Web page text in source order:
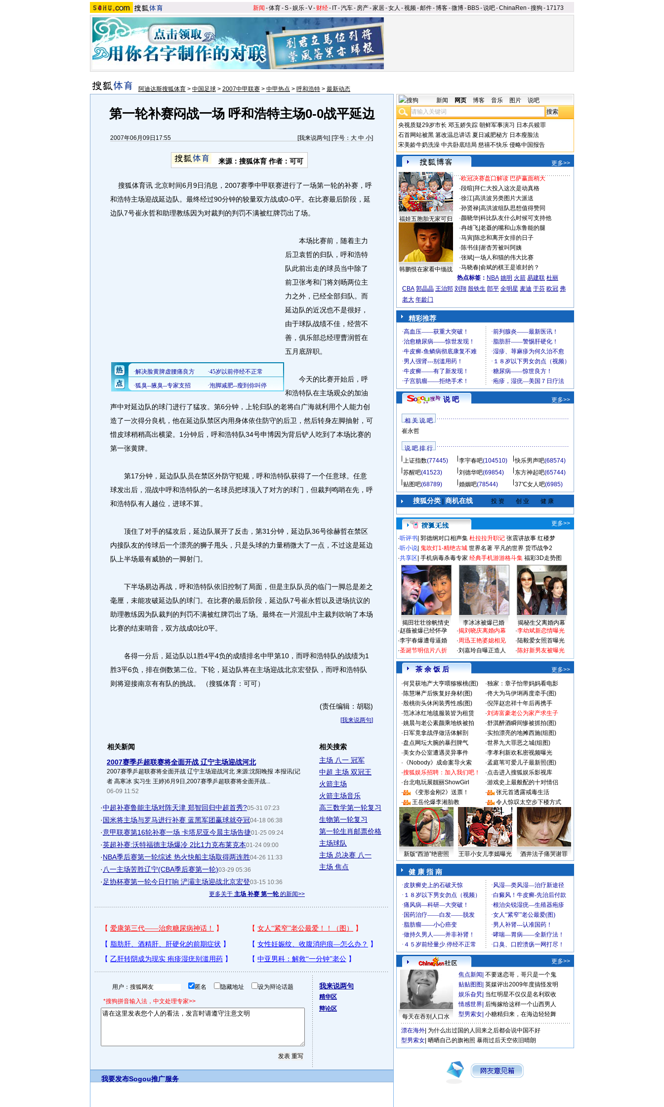
新闻 -体育-S-娱乐-V- 财经- IT-汽车- 房产-家居-女人 -视频-邮件-博客-微博- BBS-说吧-ChinaRen -搜狗 - 17173
阿迪达斯搜狐体育 > 中国足球 > 2007中甲联赛 > 中甲热点 > 呼和浩特 > 最新动态
第一轮补赛闷战一场 呼和浩特主场0-0战平延边
2007年06月09日17:55 [我来说两句] [字号： 大 中 小]
来源：搜狐体育 作者：可可
搜狐体育讯 北京时间6月9日消息，2007赛季中甲联赛进行了一场第一轮的补赛，呼
和浩特主场迎战延边队。最终经过90分钟的较量双方战成0-0平。在比赛最后阶段，延
边队7号崔永哲和助理教练因为对裁判的判罚不满被红牌罚出了场。
本场比赛前，随着主力
后卫袁哲的归队，呼和浩特
队此前出走的球员当中除了
前卫张考和门将刘旸两位主
力之外，已经全部归队。而
延边队的近况也不是很好，
由于球队战绩不佳，经营不
善，俱乐部总经理曹润哲在
五月底辞职。
今天的比赛开始后，呼
和浩特队在主场观众的加油
声中对延边队的球门进行了猛攻。第6分钟，上轮归队的老将白广海就利用个人能力创
造了一次得分良机，他在延边队禁区内用身体依住防守的后卫，然后转身左脚抽射，可
惜皮球稍稍高出横梁。1分钟后，呼和浩特队34号申博因为背后铲人吃到了本场比赛的
第一张黄牌。
第17分钟，延边队队员在禁区外防守犯规，呼和浩特队获得了一个任意球。任意
球发出后，混战中呼和浩特队的一名球员把球顶入了对方的球门，但裁判鸣哨在先，呼
和浩特队有人越位，进球不算。
顶住了对手的猛攻后，延边队展开了反击，第31分钟，延边队36号徐赫哲在禁区
内接队友的传球后一个漂亮的狮子甩头，只是头球的力量稍微大了一点，不过这是延边
队上半场最有威胁的一脚射门。
下半场易边再战，呼和浩特队依旧控制了局面，但是主队队员的临门一脚总是差之
毫厘，未能攻破延边队的球门。在比赛的最后阶段，延边队7号崔永哲以及进场抗议的
助理教练因为队裁判的判罚不满被红牌罚出了场。最终在一片混乱中主裁判吹响了本场
比赛的结束哨音，双方战成0比0平。
各得一分后，延边队以1胜4平4负的成绩排名中甲第10，而呼和浩特队的战绩为1
胜3平6负，排在倒数第二位。下轮，延边队将在主场迎战北京宏登队，而呼和浩特队
则将迎接南京有有队的挑战。 （搜狐体育：可可）
(责任编辑：胡聪)
[我来说两句]
相关新闻
2007赛季乒超联赛将全面开战 辽宁主场迎战河北
2007赛季乒超联赛将全面开战 辽宁主场迎战河北 来源:沈阳晚报 本报讯(记
者 高寒冰 实习生 王婷)6月9日,2007赛季乒超联赛将全面开战...
06-09 11:52
·中超补赛鲁能主场对阵天津 郑智回归中超首秀?05-31 07:23
·国米将主场与罗马进行补赛 蓝黑军团赢球就夺冠04-18 06:38
·意甲联赛第16轮补赛一场 卡塔尼亚今晨主场告捷01-25 09:24
·英超补赛:沃特福德主场爆冷 2比1力克布莱克本01-24 09:00
·NBA季后赛第一轮综述 热火快船主场取得两连胜04-26 11:33
· 八一主场苦胜辽宁(CBA季后赛第一轮)03-29 05:36
· 足协杯赛第一轮今日打响 浐灞主场迎战北京宏登03-15 10:36
更多关于 主场 补赛 第一轮的新闻>>
相关搜索
主场 八一 冠军
中超 主场 双冠王
火箭主场
火箭主场音乐
高三数学第一轮复习
生物第一轮复习
第一轮生肖邮票价格
主场球队
主场 总决赛 八一
主场 焦点
用户： 匿名 隐藏地址 设为辩论话题
*搜狗拼音输入法，中文处理专家>>
我来说两句
精华区
辩论区
我要发布Sogou推广服务
新闻 网页 博客 音乐 图片 说吧
央视质疑29岁市长 邓玉娇失踪 朝鲜军事演习 日本兵赎罪
石首网站被黑 篡改温总讲话 夏日减肥秘方 日本瘦脸法
宋美龄牛奶洗澡 中共卧底结局 慈禧不快乐 侵略中国报告
更多>>
福娃五胞胎无家可归
韩鹏恨在家看中缅战
·欧冠决赛盘口解读 巴萨赢面稍大
·段暄 拜仁大投入这次是动真格
·徐江| 高洪波另类图片大派送
·孙贤禄| 高洪波组队思想值得赞同
·颜晓华| 科比队友什么时候可支持他
·冉雄飞| 老聂的嘴和山东鲁能的腿
·马寅| 陈忠和离开女排的日子
·陈书佳| 谢杏芳被叫阿姨
·张斌| 一场人和猫的伟大比赛
·马晓春| 俞斌的棋王是谁封的？
热点标签： NBA 姚明 火箭 易建联 杜丽
CBA 郭晶晶 王治郅 刘翔 殷铁生 郎平 全明星 麦迪 于芬 欧冠 弗
老大 年龄门
精彩推荐
说 吧 更多>>
相 关 说 吧
崔永哲
说 吧 排 行
上证指数(77445) 李宇春吧(104510) 快乐男声吧(68574)
苏醒吧(41523) 刘德华吧(69854) 东方神起吧(65744)
贴图吧(68789) 婚姻吧(78544) 37℃女人吧(6985)
搜狐分类| 商机在线 投 资 创 业 健 康
更多>>
·听评书 郭德纲对口相声集 杜拉拉升职记 张震讲故事 红楼梦
·听小说 鬼吹灯1-精绝古城 世界名著 平凡的世界 货币战争2
·共享区 手机病毒杀毒专家 经典手机游游格斗集 福彩3D走势图
揭田壮壮徐帆情史 李冰冰被爆已婚
揭秘生父离婚内幕
·赵薇被爆已经怀孕
·李宇春爆遭母逼婚
·圣诞节明信片八折
·揭刘晓庆离婚内幕
·周迅王艳婆媳相见
·刘嘉玲自曝正造人
·李幼斌新恋情曝光
·陆毅爱女照首曝光
·陈好新男友被曝光
茶 余 饭 后
更多>>
·何炅获地产大亨喂猕猴桃(图) ·独家：章子怡带妈妈看电影
·陈慧琳产后恢复好身材(图) ·佟大为马伊琍再度牵手(图)
·殷桃街头休闲装秀性感(图) ·倪萍赵忠祥十年后再携手
·范冰冰红地毯服装皆为租赁 ·刘涛富豪老公为家产求生子
·姚晨与老公素颜乘地铁被拍 ·舒淇醉酒瞬间惨被抓拍(图)
· 日军竟拿战俘做活体解剖 ·实拍漂亮的地摊西施(组图)
·盘点网坛大腕的暴烈脾气 ·世界九大罪恶之城(组图)
·美女办公室遭遇灵异事件 ·李孝利新欢私密视频曝光
· 《Nobody》成命案导火索 ·孟庭苇可爱儿子最新照(图)
·搜狐娱乐招聘：加入我们吧！ ·点击进入搜狐娱乐影视库
·台北电玩展靓丽ShowGirl ·游戏史上最般配的十对情侣
·
《变形金刚2》送票！ ·
张元首透露戒毒生活
·
王岳伦爆李湘胎教 · 令人惊叹太空步下楼方式
新版“西游”绝密照 王菲小女儿李嫣曝光 酒井法子痛哭谢罪
健 康 指 南
更多>>
每天在吞别人口水
焦点新闻 不要迷恋哥，哥只是一个鬼
贴贴图图 英媒评出2009年度搞怪发明
娱乐旮旯 当红明星不仅仅是名利双收
情感世界 后悔嫁给这样一个山西男人
型男索女 小糖精归来，在海边轻轻舞
漂在海外 为什么出过国的人回来之后都会说中国不好
型男索女 晒晒自己的旗袍照 暴雨过后天空依旧晴朗